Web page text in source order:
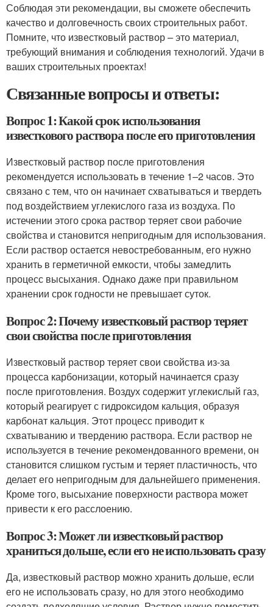
Соблюдая эти рекомендации, вы сможете обеспечить
качество и долговечность своих строительных работ.
Помните, что известковый раствор – это материал,
требующий внимания и соблюдения технологий. Удачи в
ваших строительных проектах!
Связанные вопросы и ответы:
Вопрос 1: Какой срок использования
известкового раствора после его приготовления
Известковый раствор после приготовления
рекомендуется использовать в течение 1–2 часов. Это
связано с тем, что он начинает схватываться и твердеть
под воздействием углекислого газа из воздуха. По
истечении этого срока раствор теряет свои рабочие
свойства и становится непригодным для использования.
Если раствор остается невостребованным, его нужно
хранить в герметичной емкости, чтобы замедлить
процесс высыхания. Однако даже при правильном
хранении срок годности не превышает суток.
Вопрос 2: Почему известковый раствор теряет
свои свойства после приготовления
Известковый раствор теряет свои свойства из-за
процесса карбонизации, который начинается сразу
после приготовления. Воздух содержит углекислый газ,
который реагирует с гидроксидом кальция, образуя
карбонат кальция. Этот процесс приводит к
схватыванию и твердению раствора. Если раствор не
используется в течение рекомендованного времени, он
становится слишком густым и теряет пластичность, что
делает его непригодным для дальнейшего применения.
Кроме того, высыхание поверхности раствора может
привести к его расслоению.
Вопрос 3: Может ли известковый раствор
храниться дольше, если его не использовать сразу
Да, известковый раствор можно хранить дольше, если
его не использовать сразу, но для этого необходимо